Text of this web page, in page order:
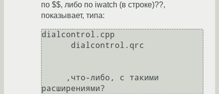
по $$, либо по iwatch (в строке)??,
показывает, типа:
dialcontrol.cpp
расширениями?